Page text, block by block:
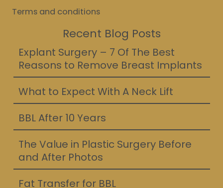
Terms and conditions
Recent Blog Posts
Explant Surgery – 7 Of The Best
Reasons to Remove Breast Implants
What to Expect With A Neck Lift
BBL After 10 Years
The Value in Plastic Surgery Before
and After Photos
Fat Transfer for BBL